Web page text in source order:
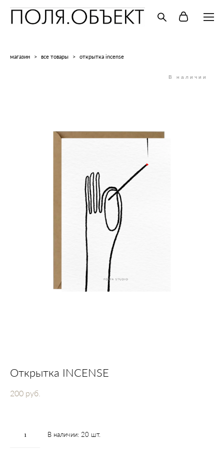
магазин > все товары > открытка incense
В наличии
Открытка INCENSE
200 pуб.
В наличии: 20 шт.